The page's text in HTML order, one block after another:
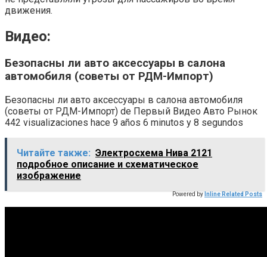
движения.
Видео:
Безопасны ли авто аксессуары в салона
автомобиля (советы от РДМ-Импорт)
Безопасны ли авто аксессуары в салона автомобиля
(советы от РДМ-Импорт) de Первый Видео Авто Рынок
442 visualizaciones hace 9 años 6 minutos y 8 segundos
Читайте также: Электросхема Нива 2121
подробное описание и схематическое
изображение
Powered by Inline Related Posts